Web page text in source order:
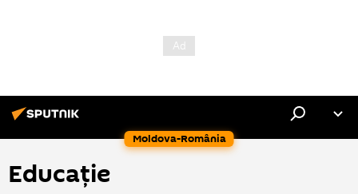
Moldova-România
Educație